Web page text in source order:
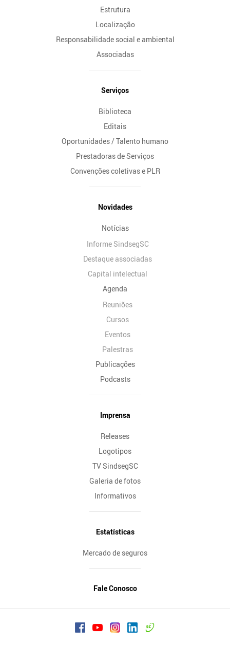
Estrutura
Localização
Responsabilidade social e ambiental
Associadas
Serviços
Biblioteca
Editais
Oportunidades / Talento humano
Prestadoras de Serviços
Convenções coletivas e PLR
Novidades
Notícias
Informe SindsegSC
Destaque associadas
Capital intelectual
Agenda
Reuniões
Cursos
Eventos
Palestras
Publicações
Podcasts
Imprensa
Releases
Logotipos
TV SindsegSC
Galeria de fotos
Informativos
Estatísticas
Mercado de seguros
Fale Conosco